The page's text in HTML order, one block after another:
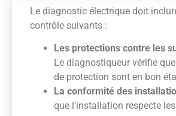
Le diagnostic électrique doit
contrôle suivants :
Les protections contre les
Le diagnostiqueur vérifie
de protection sont en bon
La conformité des
que l’installation respecte